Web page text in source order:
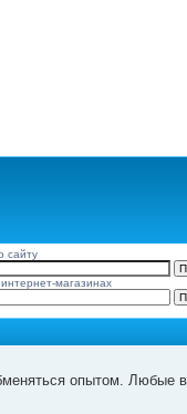
сайту
магазинах
опытом. Любые